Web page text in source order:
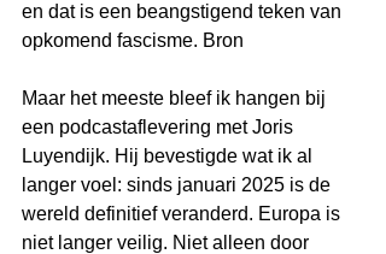
en dat is een beangstigend teken van
opkomend fascisme. Bron
Maar het meeste bleef ik hangen bij
een podcastaflevering met Joris
Luyendijk. Hij bevestigde wat ik al
langer voel: sinds januari 2025 is de
wereld definitief veranderd. Europa is
niet langer veilig. Niet alleen door